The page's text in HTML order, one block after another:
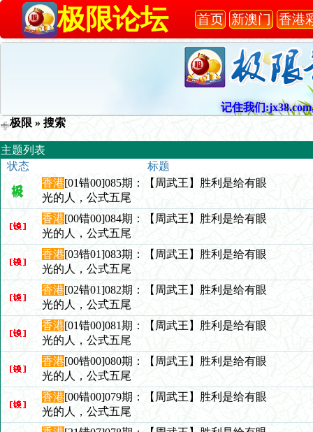
极限论坛 首页 新澳门 香港
记住我们
极限 » 搜索
主题列表
状态
标题
香港[01错00]085期：【周武王】胜利是给有眼
光的人，公式五尾
香港[00错00]084期：【周武王】胜利是给有眼
光的人，公式五尾
香港[03错01]083期：【周武王】胜利是给有眼
光的人，公式五尾
香港[02错01]082期：【周武王】胜利是给有眼
光的人，公式五尾
香港[01错00]081期：【周武王】胜利是给有眼
光的人，公式五尾
香港[00错00]080期：【周武王】胜利是给有眼
光的人，公式五尾
香港[00错00]079期：【周武王】胜利是给有眼
光的人，公式五尾